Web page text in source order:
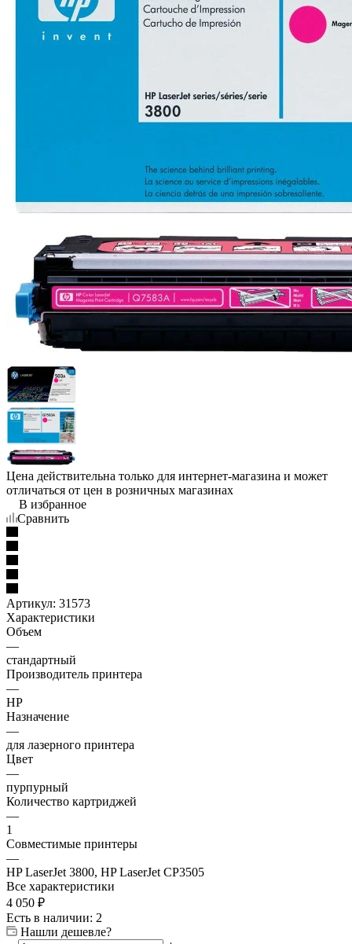
Цена действительна только для интернет-магазина и может
отличаться от цен в розничных магазинах
В избранное
Сравнить
Артикул: 31573
Характеристики
Объем
—
стандартный
Производитель принтера
—
HP
Назначение
—
для лазерного принтера
Цвет
—
пурпурный
Количество картриджей
—
1
Совместимые принтеры
—
HP LaserJet 3800, HP LaserJet CP3505
Все характеристики
4 050 ₽
Есть в наличии: 2
Нашли дешевле?